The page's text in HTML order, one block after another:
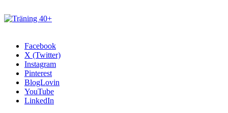
Facebook
X (Twitter)
Instagram
Pinterest
BlogLovin
YouTube
LinkedIn